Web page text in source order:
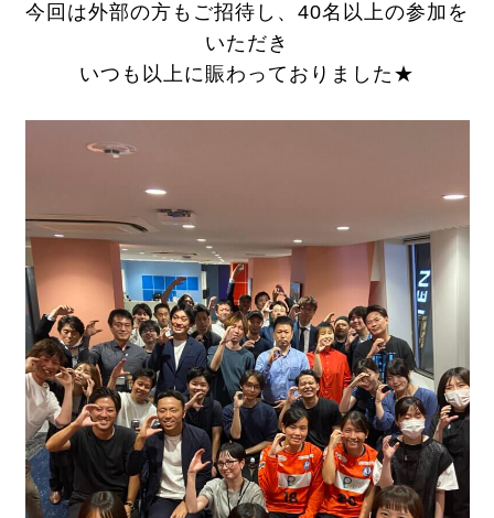
今回は外部の方もご招待し、40名以上の参加を
いただき
いつも以上に賑わっておりました★